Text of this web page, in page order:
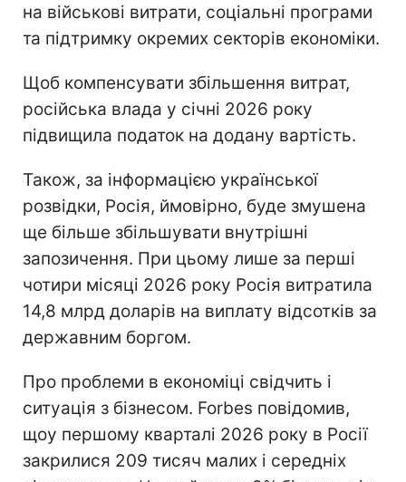
на військові витрати, соціальні програми
та підтримку окремих секторів економіки.
Щоб компенсувати збільшення витрат,
російська влада у січні 2026 року
підвищила податок на додану вартість.
Також, за інформацією української
розвідки, Росія, ймовірно, буде змушена
ще більше збільшувати внутрішні
запозичення. При цьому лише за перші
чотири місяці 2026 року Росія витратила
14,8 млрд доларів на виплату відсотків за
державним боргом.
Про проблеми в економіці свідчить і
ситуація з бізнесом. Forbes повідомив,
щоу першому кварталі 2026 року в Росії
закрилися 209 тисяч малих і середніх